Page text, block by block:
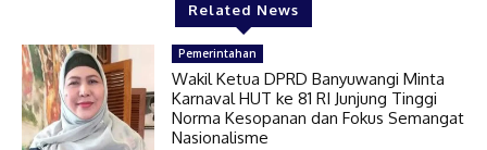
Related News
Pemerintahan
Wakil Ketua DPRD Banyuwangi Minta
Karnaval HUT ke 81 RI Junjung Tinggi
Norma Kesopanan dan Fokus Semangat
Nasionalisme